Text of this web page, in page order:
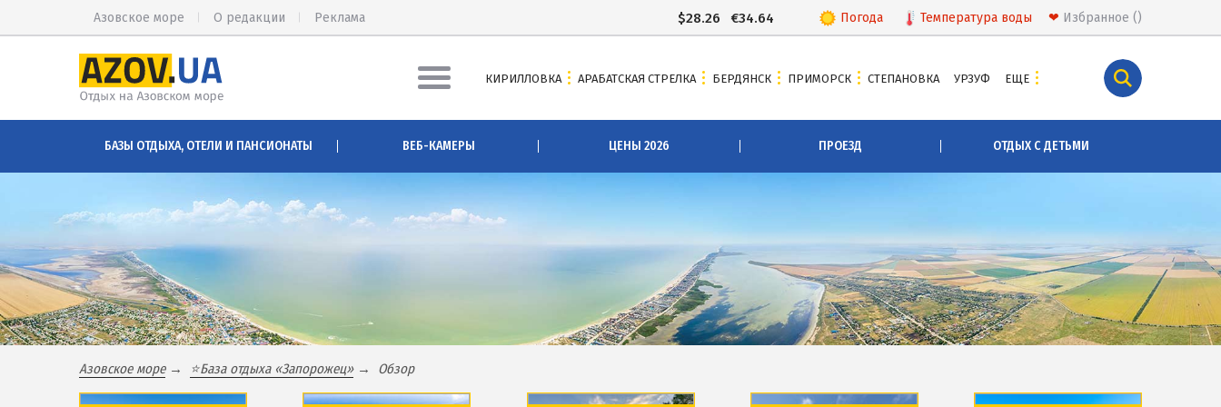
Погода Температура воды ❤ Избранное
$28.26 €34.64
Азовское море О редакции Реклама
Питание в Кирилловке
Развлечения в Кирилловке
Проезд в Кирилловку
БАЗЫ ОТДЫХА И ОТЕЛИ КИРИЛЛОВКИ
Федотова коса
Коса Пересыпь
Центр Кирилловки
Цены на Арабатской Стрелке 2026
Проезд на Арабатскую Стрелку
Глицериновое озеро
Развлечения в Бердянске
Проезд в Бердянск
ОТЕЛИ И БАЗЫ ОТДЫХА БЕРДЯНСКА
Бердянская коса
Новопетровка
Мелекино
Урзуф
Юрьевка
АЗОВСКОЕ МОРЕ
Цены 2026 по Азовскому морю в целом
КИРИЛЛОВКА АРАБАТСКАЯ СТРЕЛКА БЕРДЯНСК ПРИМОРСК СТЕПАНОВКА УРЗУФ ЕЩЕ
БАЗЫ ОТДЫХА, ОТЕЛИ И ПАНСИОНАТЫ ВЕБ-КАМЕРЫ ЦЕНЫ 2026 ПРОЕЗД ОТДЫХ С ДЕТЬМИ
Азовское море ⭐База отдыха «Запорожец» Обзор